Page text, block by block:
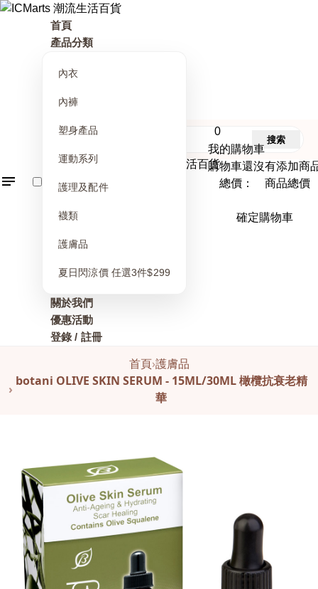
首頁
產品分類
內衣
內褲
塑身產品
運動系列
護理及配件
襪類
護膚品
夏日閃涼價 任選3件$299
關於我們
優惠活動
登錄 / 註冊
0
我的購物車
購物車還沒有添加商
總價： 商品總價
確定購物車
搜索
首頁›護膚品
›
botani OLIVE SKIN SERUM - 15ML/30ML 橄欖抗衰老精
華